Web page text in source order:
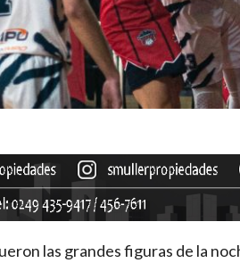
las grandes figuras de la